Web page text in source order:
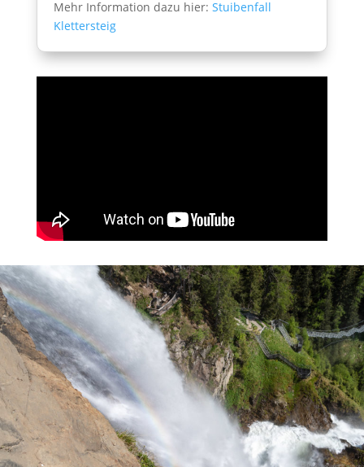
Mehr Information dazu hier: Stuibenfall
Klettersteig